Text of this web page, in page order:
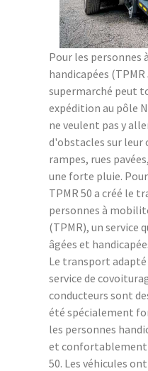
Pour les
handicapées
supermarché peut
expédition au pôle
ne veulent pas y
d'obstacles sur leur
rampes, rues
une forte pluie.
TPMR 50 a créé le
personnes à
(TPMR), un service
âgées et
Le transport
service de
conducteurs sont
été spécialement
les personnes
et confortablement
50. Les véhicules